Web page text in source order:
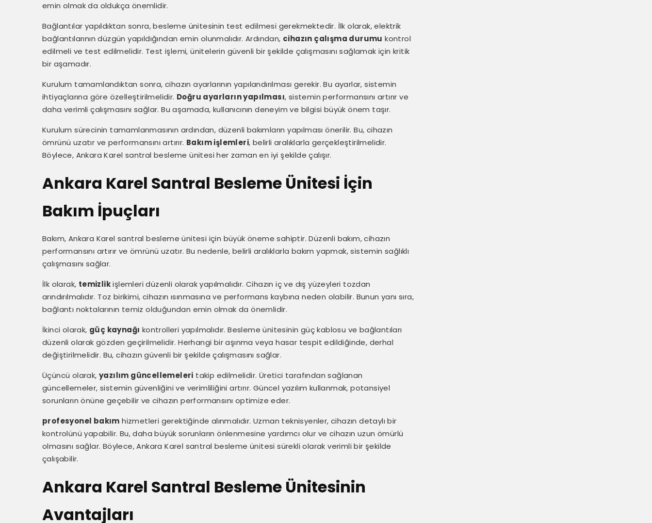
emin olmak da oldukça önemlidir.
Bağlantılar yapıldıktan sonra, besleme ünitesinin test edilmesi gerekmektedir. İlk olarak, elektrik
bağlantılarının düzgün yapıldığından emin olunmalıdır. Ardından, cihazın çalışma durumu kontrol
edilmeli ve test edilmelidir. Test işlemi, ünitelerin güvenli bir şekilde çalışmasını sağlamak için kritik
bir aşamadır.
Kurulum tamamlandıktan sonra, cihazın ayarlarının yapılandırılması gerekir. Bu ayarlar, sistemin
ihtiyaçlarına göre özelleştirilmelidir. Doğru ayarların yapılması, sistemin performansını artırır ve
daha verimli çalışmasını sağlar. Bu aşamada, kullanıcının deneyim ve bilgisi büyük önem taşır.
Kurulum sürecinin tamamlanmasının ardından, düzenli bakımların yapılması önerilir. Bu, cihazın
ömrünü uzatır ve performansını artırır. Bakım işlemleri, belirli aralıklarla gerçekleştirilmelidir.
Böylece, Ankara Karel santral besleme ünitesi her zaman en iyi şekilde çalışır.
Ankara Karel Santral Besleme Ünitesi İçin
Bakım İpuçları
Bakım, Ankara Karel santral besleme ünitesi için büyük öneme sahiptir. Düzenli bakım, cihazın
performansını artırır ve ömrünü uzatır. Bu nedenle, belirli aralıklarla bakım yapmak, sistemin sağlıklı
çalışmasını sağlar.
İlk olarak, temizlikişlemleri düzenli olarak yapılmalıdır. Cihazın iç ve dış yüzeyleri tozdan
arındırılmalıdır. Toz birikimi, cihazın ısınmasına ve performans kaybına neden olabilir. Bunun yanı sıra,
bağlantı noktalarının temiz olduğundan emin olmak da önemlidir.
İkinci olarak, güç kaynağı kontrolleri yapılmalıdır. Besleme ünitesinin güç kablosu ve bağlantıları
düzenli olarak gözden geçirilmelidir. Herhangi bir aşınma veya hasar tespit edildiğinde, derhal
değiştirilmelidir. Bu, cihazın güvenli bir şekilde çalışmasını sağlar.
Üçüncü olarak, yazılım güncellemeleri takip edilmelidir. Üretici tarafından sağlanan
güncellemeler, sistemin güvenliğini ve verimliliğini artırır. Güncel yazılım kullanmak, potansiyel
sorunların önüne geçebilir ve cihazın performansını optimize eder.
profesyonel bakım hizmetleri gerektiğinde alınmalıdır. Uzman teknisyenler, cihazın detaylı bir
kontrolünü yapabilir. Bu, daha büyük sorunların önlenmesine yardımcı olur ve cihazın uzun ömürlü
olmasını sağlar. Böylece, Ankara Karel santral besleme ünitesi sürekli olarak verimli bir şekilde
çalışabilir.
Ankara Karel Santral Besleme Ünitesinin
Avantajları